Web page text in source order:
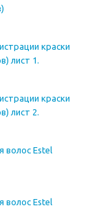
краски
лист 1.
краски
лист 2.
волос Estel
волос Estel